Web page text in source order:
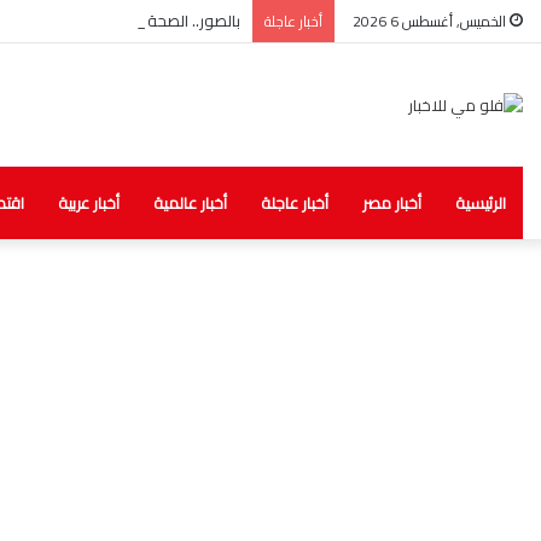
الخميس, أغسطس 6 2026 أخبار عاجلة بالصور.. الصحة: ضبط مخزن غير مرخص
الرئيسية أخبار مصر أخبار عاجلة أخبار عالمية أخبار عربية